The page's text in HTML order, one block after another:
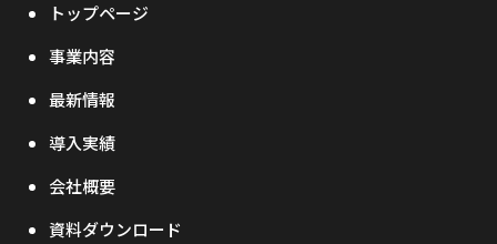
トップページ
事業内容
最新情報
導入実績
会社概要
資料ダウンロード